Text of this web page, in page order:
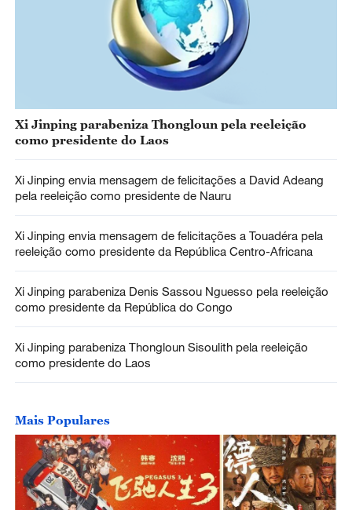
Xi Jinping parabeniza Thongloun pela reeleição
como presidente do Laos
Xi Jinping envia mensagem de felicitações a David Adeang
pela reeleição como presidente de Nauru
Xi Jinping envia mensagem de felicitações a Touadéra pela
reeleição como presidente da República Centro-Africana
Xi Jinping parabeniza Denis Sassou Nguesso pela reeleição
como presidente da República do Congo
Xi Jinping parabeniza Thongloun Sisoulith pela reeleição
como presidente do Laos
Mais Populares